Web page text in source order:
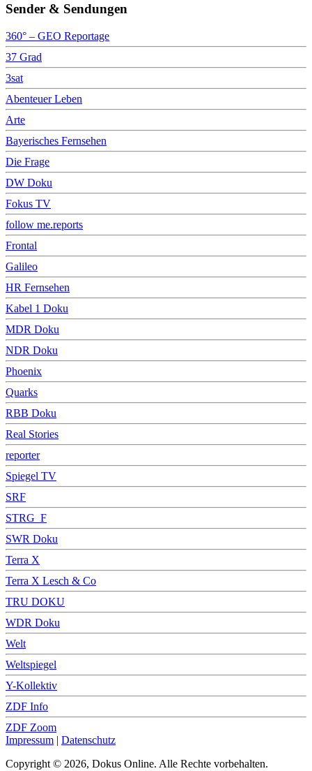
Sender & Sendungen
360° – GEO Reportage
37 Grad
3sat
Abenteuer Leben
Arte
Bayerisches Fernsehen
Die Frage
DW Doku
Fokus TV
follow me.reports
Frontal
Galileo
HR Fernsehen
Kabel 1 Doku
MDR Doku
NDR Doku
Phoenix
Quarks
RBB Doku
Real Stories
reporter
Spiegel TV
SRF
STRG_F
SWR Doku
Terra X
Terra X Lesch & Co
TRU DOKU
WDR Doku
Welt
Weltspiegel
Y-Kollektiv
ZDF Info
ZDF Zoom
Impressum | Datenschutz
Copyright © 2026, Dokus Online. Alle Rechte vorbehalten.